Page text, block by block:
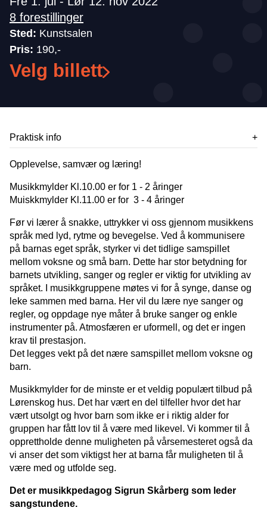
8 forestillinger
Sted: Kunstsalen
Pris: 190,-
Velg billett
Praktisk info
Opplevelse, samvær og læring!
Musikkmylder Kl.10.00 er for 1 - 2 åringer
Muiskkmylder Kl.11.00 er for 3 - 4 åringer
Før vi lærer å snakke, uttrykker vi oss gjennom musikkens
språk med lyd, rytme og bevegelse. Ved å kommunisere
på barnas eget språk, styrker vi det tidlige samspillet
mellom voksne og små barn. Dette har stor betydning for
barnets utvikling, sanger og regler er viktig for utvikling av
språket. I musikkgruppene møtes vi for å synge, danse og
leke sammen med barna. Her vil du lære nye sanger og
regler, og oppdage nye måter å bruke sanger og enkle
instrumenter på. Atmosfæren er uformell, og det er ingen
krav til prestasjon.
Det legges vekt på det nære samspillet mellom voksne og
barn.
Musikkmylder for de minste er et veldig populært tilbud på
Lørenskog hus. Det har vært en del tilfeller hvor det har
vært utsolgt og hvor barn som ikke er i riktig alder for
gruppen har fått lov til å være med likevel. Vi kommer til å
opprettholde denne muligheten på vårsemesteret også da
vi anser det som viktigst her at barna får muligheten til å
være med og utfolde seg.
Det er musikkpedagog Sigrun Skårberg som leder
sangstundene.